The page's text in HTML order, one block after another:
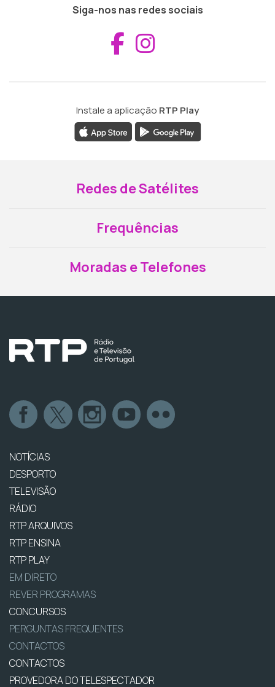
Siga-nos nas redes sociais
Aceder ao
Instale a aplicação RTP Play
Redes de Satélites
Frequências
Moradas e Telefones
NOTÍCIAS
DESPORTO
TELEVISÃO
RÁDIO
RTP ARQUIVOS
RTP ENSINA
RTP PLAY
EM DIRETO
REVER PROGRAMAS
CONCURSOS
PERGUNTAS FREQUENTES
CONTACTOS
CONTACTOS
PROVEDORA DO TELESPECTADOR